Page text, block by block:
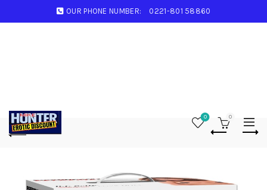
OUR PHONE NUMBER: 0221-801 58860
0 0